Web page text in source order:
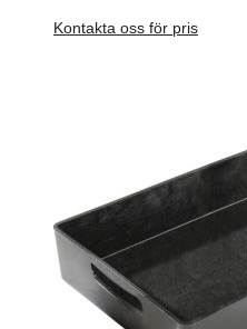
Kontakta oss för pris